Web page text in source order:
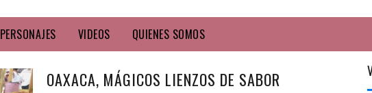
PERSONAJES VIDEOS QUIENES SOMOS
OAXACA, MÁGICOS LIENZOS DE SABOR